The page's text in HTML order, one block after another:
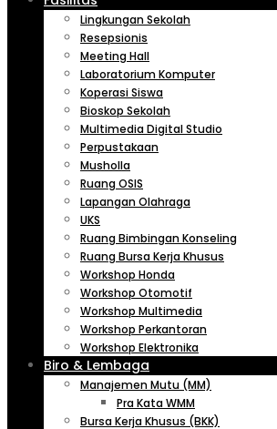
Lingkungan Sekolah
Resepsionis
Meeting Hall
Laboratorium Komputer
Koperasi Siswa
Bioskop Sekolah
Multimedia Digital Studio
Perpustakaan
Musholla
Ruang OSIS
Lapangan Olahraga
UKS
Ruang Bimbingan Konseling
Ruang Bursa Kerja Khusus
Workshop Honda
Workshop Otomotif
Workshop Multimedia
Workshop Perkantoran
Workshop Elektronika
Biro & Lembaga
Manajemen Mutu (MM)
Pra Kata WMM
Bursa Kerja Khusus (BKK)